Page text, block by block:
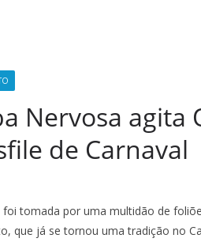
Nervosa agita
de Carnaval
tomada por uma multidão de
que já se tornou uma tradição no